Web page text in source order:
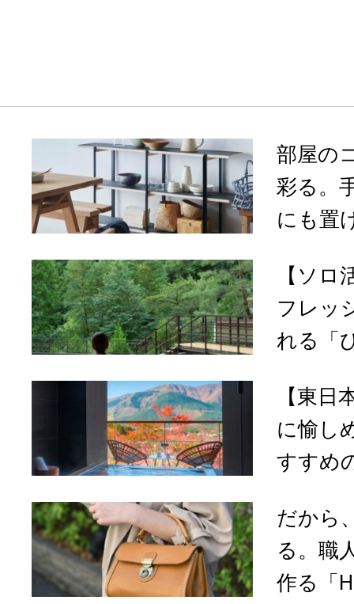
部屋の
彩る。
にも置
【ソ
フレッ
れる「
【東日
に愉し
すすめ
だから
る。職
作る「